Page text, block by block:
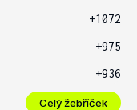
+1072
+975
+936
Celý žebříček